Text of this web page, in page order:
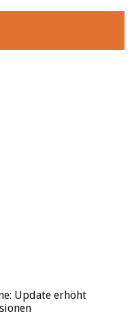
Update erhöht